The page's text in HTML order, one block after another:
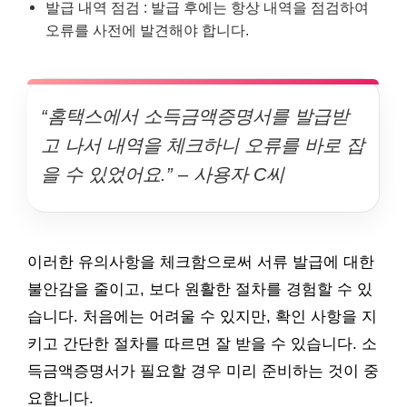
발급 내역 점검 : 발급 후에는 항상 내역을 점검하여
오류를 사전에 발견해야 합니다.
“홈택스에서 소득금액증명서를 발급받
고 나서 내역을 체크하니 오류를 바로 잡
을 수 있었어요.” – 사용자 C씨
이러한 유의사항을 체크함으로써 서류 발급에 대한
불안감을 줄이고, 보다 원활한 절차를 경험할 수 있
습니다. 처음에는 어려울 수 있지만, 확인 사항을 지
키고 간단한 절차를 따르면 잘 받을 수 있습니다. 소
득금액증명서가 필요할 경우 미리 준비하는 것이 중
요합니다.